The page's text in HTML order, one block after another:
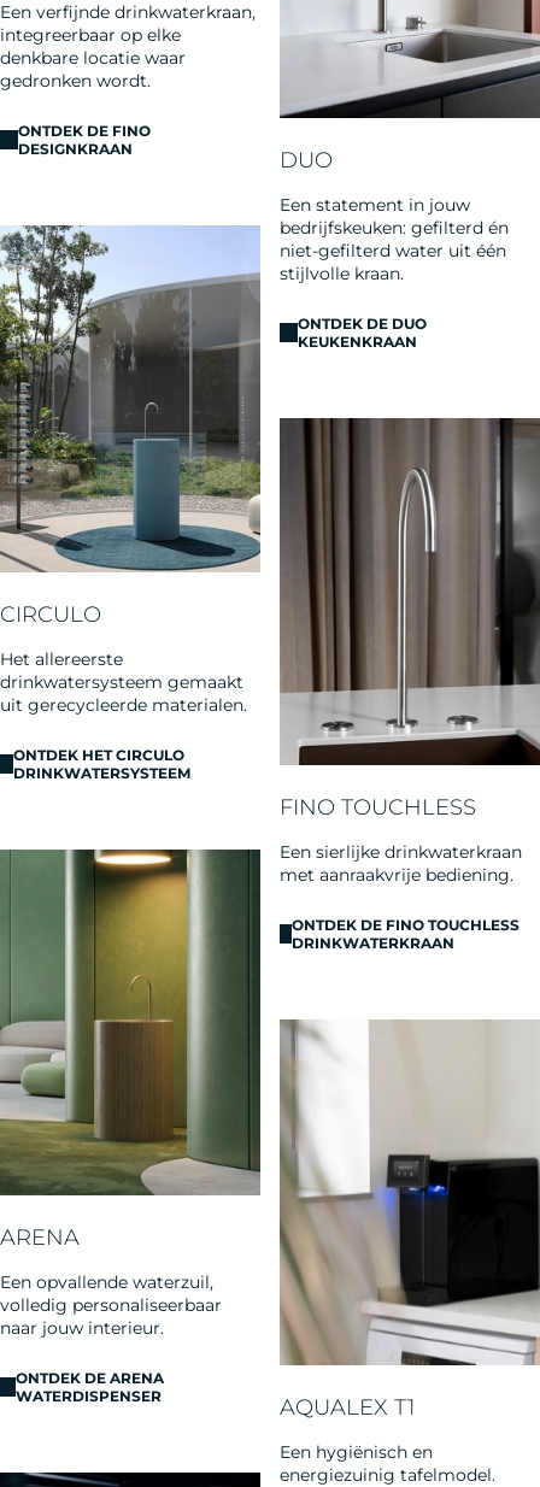
Een verfijnde drinkwaterkraan,
integreerbaar op elke
denkbare locatie waar
gedronken wordt.
ONTDEK DE FINO
DESIGNKRAAN
DUO
Een statement in jouw
bedrijfskeuken: gefilterd én
niet-gefilterd water uit één
stijlvolle kraan.
ONTDEK DE DUO
KEUKENKRAAN
CIRCULO
Het allereerste
drinkwatersysteem gemaakt
uit gerecycleerde materialen.
ONTDEK HET CIRCULO
DRINKWATERSYSTEEM
FINO TOUCHLESS
Een sierlijke drinkwaterkraan
met aanraakvrije bediening.
ONTDEK DE FINO TOUCHLESS
DRINKWATERKRAAN
ARENA
Een opvallende waterzuil,
volledig personaliseerbaar
naar jouw interieur.
ONTDEK DE ARENA
WATERDISPENSER
AQUALEX T1
Een hygiënisch en
energiezuinig tafelmodel.